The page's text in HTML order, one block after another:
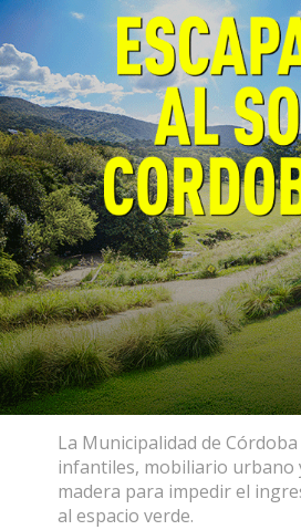
Tras la limpieza de
los vecinos de El
recuperaron la
General
04/08/2026
La Municipalidad de
infantiles, mobiliario urbano
madera para impedir el
al espacio verde.